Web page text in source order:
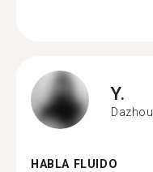
Y.
Dazhou
HABLA FLUIDO